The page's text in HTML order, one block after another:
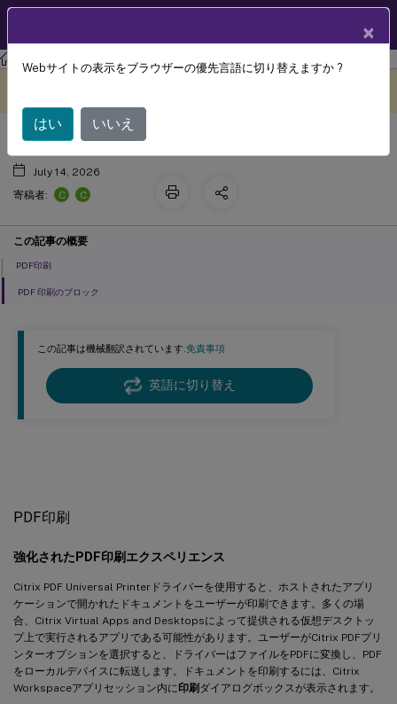
HTML5向けCitrix Workspaceアプリ
この記事は機械翻訳されています.免責事項
英語に切り替え
PDF印刷
強化されたPDF印刷エクスペリエンス
Citrix PDF Universal Printerドライバーを使用すると、ホストされたアプリ
ケーションで開かれたドキュメントをユーザーが印刷できます。多くの場
合、Citrix Virtual Apps and Desktopsによって提供される仮想デスクトッ
プ上で実行されるアプリである可能性があります。ユーザーがCitrix PDFプリ
ンターオプションを選択すると、ドライバーはファイルをPDFに変換し、PDF
をローカルデバイスに転送します。ドキュメントを印刷するには、Citrix
Workspaceアプリセッション内に印刷 ダイアログボックスが表示されます。
印刷
July 14, 2026
寄稿者:
C C
この記事の概要
PDF印刷
PDF 印刷のブロック
×
Webサイトの表示をブラウザーの優先言語に切り替えますか ?
はい いいえ